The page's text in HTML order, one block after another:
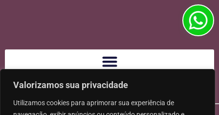
Valorizamos sua privacidade
Utilizamos cookies para aprimorar sua experiência de